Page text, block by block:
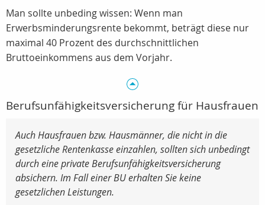
Man sollte unbeding wissen: Wenn man
Erwerbsminderungsrente bekommt, beträgt diese nur
maximal 40 Prozent des durchschnittlichen
Bruttoeinkommens aus dem Vorjahr.
Berufsunfähigkeitsversicherung für Hausfrauen
Auch Hausfrauen bzw. Hausmänner, die nicht in die
gesetzliche Rentenkasse einzahlen, sollten sich unbedingt
durch eine private Berufsunfähigkeitsversicherung
absichern. Im Fall einer BU erhalten Sie keine
gesetzlichen Leistungen.